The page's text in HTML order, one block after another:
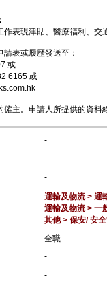
作表現津貼、醫療福利、
表或履歷發送至：
或
6165 或
僱主。申請人所提供的資料
-
-
-
運輸及物流 > 運
運輸及物流 > 一
其他 > 保安/ 安
全職
-
-